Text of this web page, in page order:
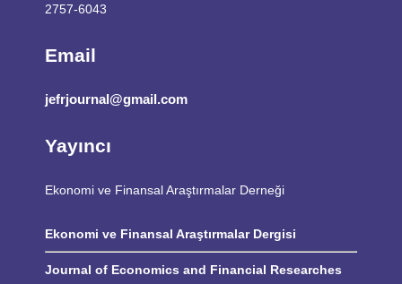
2757-6043
Email
jefrjournal@gmail.com
Yayıncı
Ekonomi ve Finansal Araştırmalar Derneği
Ekonomi ve Finansal Araştırmalar Dergisi
Journal of Economics and Financial Researches